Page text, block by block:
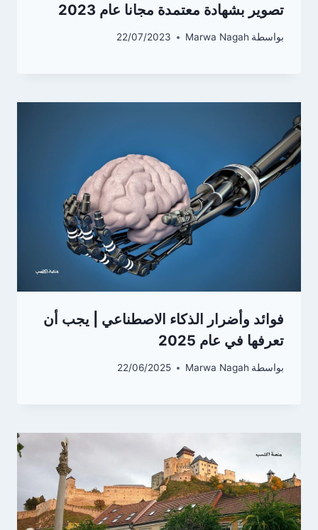
تصوير بشهادة معتمدة مجانا عام 2023
بواسطة Marwa Nagah
22/07/2023
فوائد وأضرار الذكاء الاصطناعي | يجب أن
تعرفها في عام 2025
بواسطة Marwa Nagah
22/06/2025